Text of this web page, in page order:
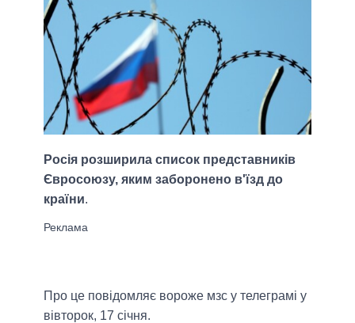
Росія розширила список представників
Євросоюзу, яким заборонено в'їзд до
країни.
Про це повідомляє вороже мзс у телеграмі у
вівторок, 17 січня.